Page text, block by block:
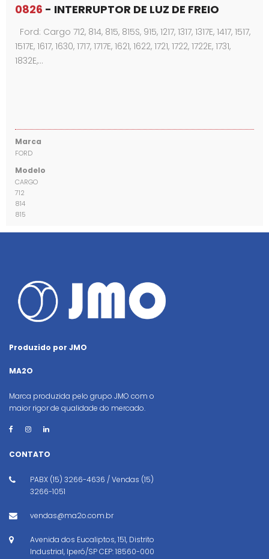
0826 - INTERRUPTOR DE LUZ DE FREIO
Ford: Cargo 712, 814, 815, 815S, 915, 1217, 1317, 1317E, 1417, 1517,
1517E, 1617, 1630, 1717, 1717E, 1621, 1622, 1721, 1722, 1722E, 1731,
1832E,…
Marca
FORD
Modelo
CARGO
712
814
815
Produzido por JMO
MA2O
Marca produzida pelo grupo JMO com o
maior rigor de qualidade do mercado.
CONTATO
PABX (15) 3266-4636 / Vendas (15)
3266-1051
vendas@ma2o.com.br
Avenida dos Eucaliptos, 151, Distrito
Industrial, Iperó/SP CEP: 18560-000